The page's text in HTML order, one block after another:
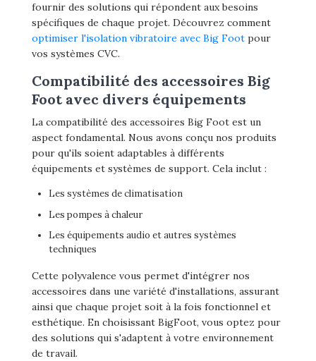
fournir des solutions qui répondent aux besoins
spécifiques de chaque projet. Découvrez comment
optimiser l'isolation vibratoire avec Big Foot pour
vos systèmes CVC.
Compatibilité des accessoires Big
Foot avec divers équipements
La compatibilité des accessoires Big Foot est un
aspect fondamental. Nous avons conçu nos produits
pour qu'ils soient adaptables à différents
équipements et systèmes de support. Cela inclut :
Les systèmes de climatisation
Les pompes à chaleur
Les équipements audio et autres systèmes
techniques
Cette polyvalence vous permet d'intégrer nos
accessoires dans une variété d'installations, assurant
ainsi que chaque projet soit à la fois fonctionnel et
esthétique. En choisissant BigFoot, vous optez pour
des solutions qui s'adaptent à votre environnement
de travail.